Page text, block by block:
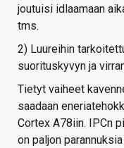
joutuisi idlaamaan
tms.
2) Luureihin
suorituskyvyn ja
Tietyt vaiheet
saadaan
Cortex A78iin. IPCn
on paljon